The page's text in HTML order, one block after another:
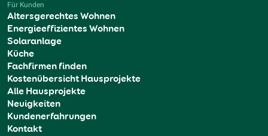
Für Kunden
Altersgerechtes Wohnen
Energieeffizientes Wohnen
Solaranlage
Küche
Fachfirmen finden
Kostenübersicht Hausprojekte
Alle Hausprojekte
Neuigkeiten
Kundenerfahrungen
Kontakt